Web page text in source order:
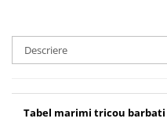
Descriere
Tabel marimi tricou barbati